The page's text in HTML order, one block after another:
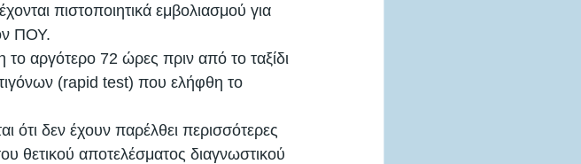
πιστοποιητικά εμβολιασμού για
ΠΟΥ.
αργότερο 72 ώρες πριν από το ταξίδι
(rapid test) που ελήφθη το
ότι δεν έχουν παρέλθει περισσότερες
θετικού αποτελέσματος διαγνωστικού